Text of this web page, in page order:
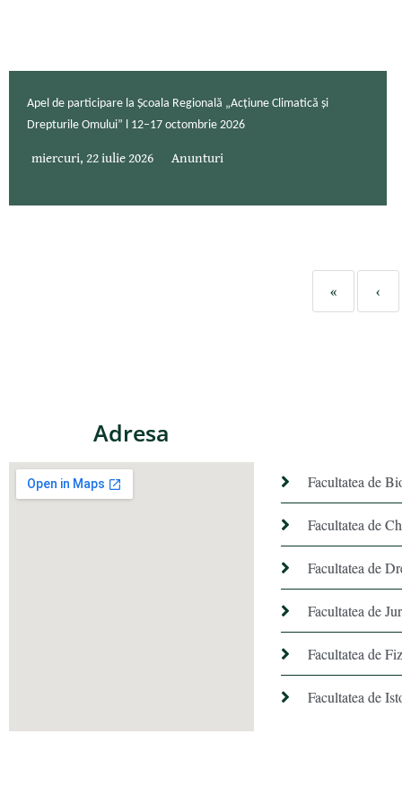
Apel de participare la Școala Regională „Acțiune Climatică și
Drepturile Omului” l 12–17 octombrie 2026
miercuri, 22 iulie 2026 Anunturi
« ‹
Adresa
Facultatea de
Facultatea de
Facultatea de
Facultatea de
Facultatea de
Facultatea de